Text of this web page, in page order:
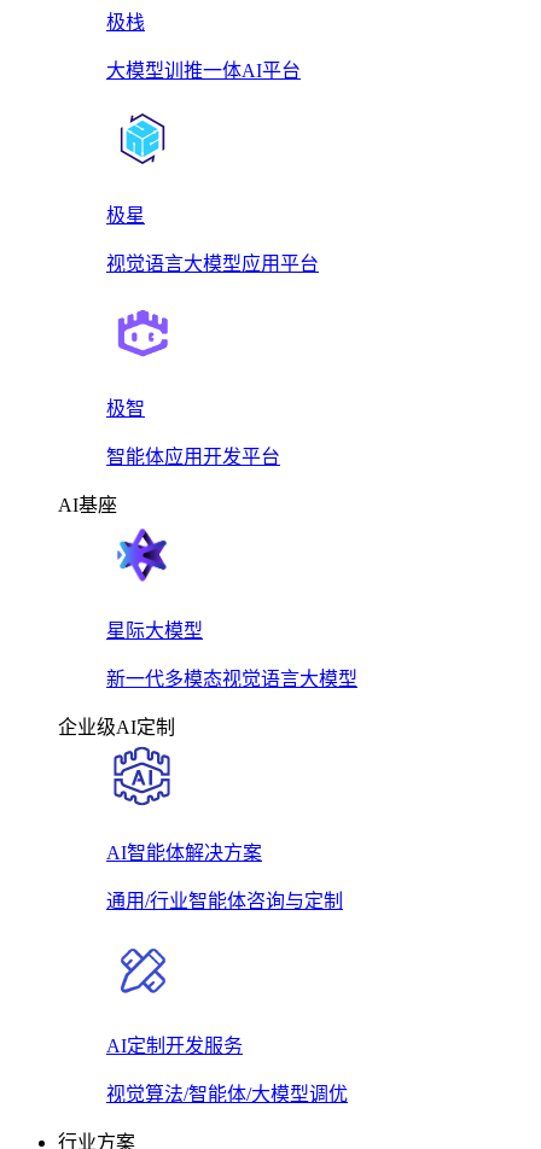
极栈
大模型训推一体AI平台
极星
视觉语言大模型应用平台
极智
智能体应用开发平台
AI基座
星际大模型
新一代多模态视觉语言大模型
企业级AI定制
AI智能体解决方案
通用/行业智能体咨询与定制
AI定制开发服务
视觉算法/智能体/大模型调优
行业方案